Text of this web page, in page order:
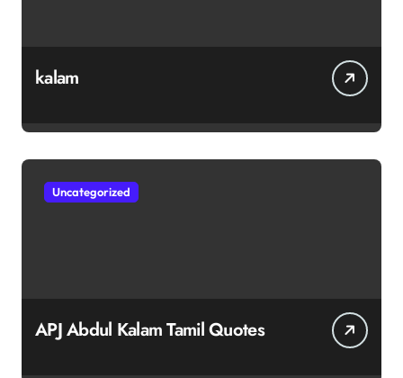
kalam
Uncategorized
APJ Abdul Kalam Tamil Quotes